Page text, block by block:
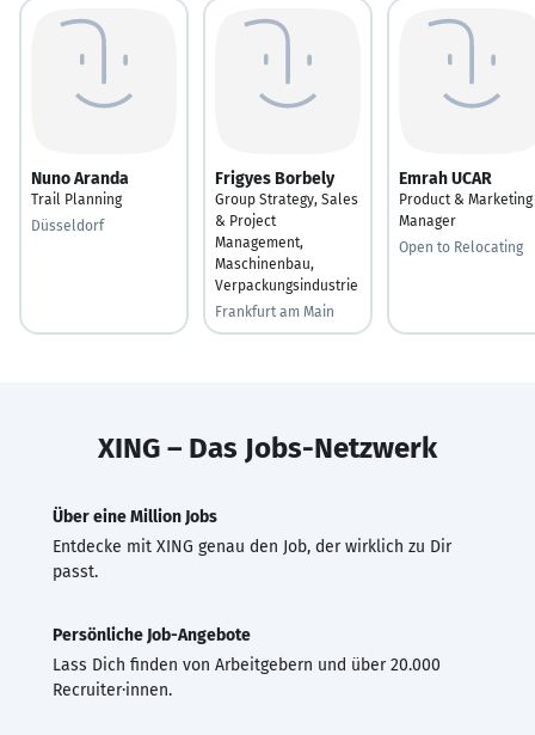
Nuno Aranda
Trail Planning
Düsseldorf
Frigyes Borbely
Group Strategy, Sales
& Project
Management,
Maschinenbau,
Verpackungsindustrie
Frankfurt am Main
Emrah UCAR
Product & Marketing
Manager
Open to Relocating
XING – Das Jobs-Netzwerk
Über eine Million Jobs
Entdecke mit XING genau den Job, der wirklich zu Dir
passt.
Persönliche Job-Angebote
Lass Dich finden von Arbeitgebern und über 20.000
Recruiter·innen.